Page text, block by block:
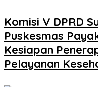
Komisi V DPRD
Puskesmas
Kesiapan
Pelayanan